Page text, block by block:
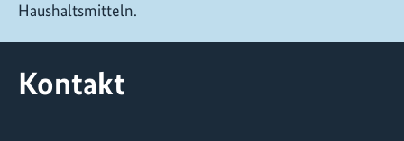
Haushaltsmitteln.
Kontakt